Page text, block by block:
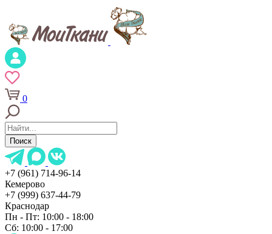
0
Поиск
+7 (961) 714-96-14
Кемерово
+7 (999) 637-44-79
Краснодар
Пн - Пт: 10:00 - 18:00
Сб: 10:00 - 17:00